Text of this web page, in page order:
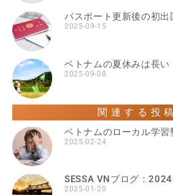
パスポート更新後の初出
2025-09-15
ベトナムの夏休みは長い
2025-09-08
関連する投稿
ベトナムのローカル学習
2025-02-24
SESSA VNブログ：
2025-01-20